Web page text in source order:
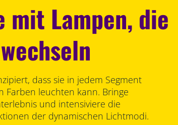
Lampen, die
dass sie in jedem Segment
Farben leuchten kann. Bringe
und intensiviere die
der dynamischen Lichtmodi.